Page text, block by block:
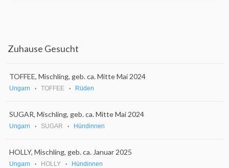
Zuhause Gesucht
TOFFEE, Mischling, geb. ca. Mitte Mai 2024
Ungarn TOFFEE Rüden
SUGAR, Mischling, geb. ca. Mitte Mai 2024
Ungarn SUGAR Hündinnen
HOLLY, Mischling, geb. ca. Januar 2025
Ungarn HOLLY Hündinnen